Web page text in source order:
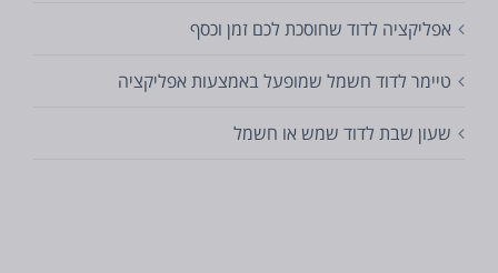
אפליקציה לדוד שחוסכת לכם זמן וכסף
טיימר לדוד חשמל שמופעל באמצעות אפליקציה
שעון שבת לדוד שמש או חשמל